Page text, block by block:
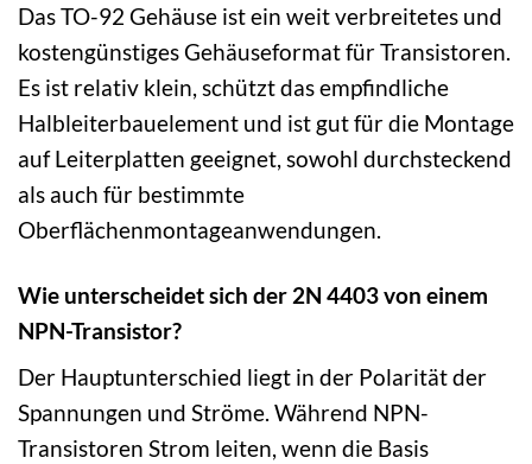
Das TO-92 Gehäuse ist ein weit verbreitetes und
kostengünstiges Gehäuseformat für Transistoren.
Es ist relativ klein, schützt das empfindliche
Halbleiterbauelement und ist gut für die Montage
auf Leiterplatten geeignet, sowohl durchsteckend
als auch für bestimmte
Oberflächenmontageanwendungen.
Wie unterscheidet sich der 2N 4403 von einem
NPN-Transistor?
Der Hauptunterschied liegt in der Polarität der
Spannungen und Ströme. Während NPN-
Transistoren Strom leiten, wenn die Basis